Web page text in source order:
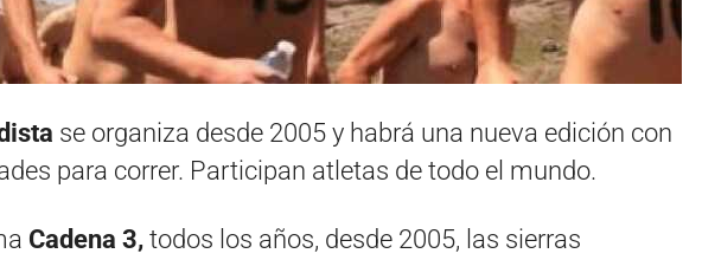
se organiza desde 2005 y habrá una nueva edición con
para correr. Participan atletas de todo el mundo.
Cadena 3, todos los años, desde 2005, las sierras